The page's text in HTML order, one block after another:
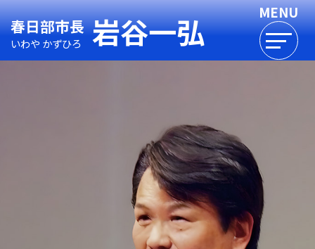
春日部市長
いわや かずひろ 岩谷一弘